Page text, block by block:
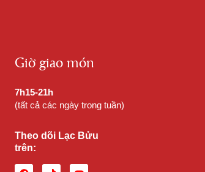
Giờ giao món
7h15-21h
(tất cả các ngày trong tuần)
Theo dõi Lạc Bửu
trên: